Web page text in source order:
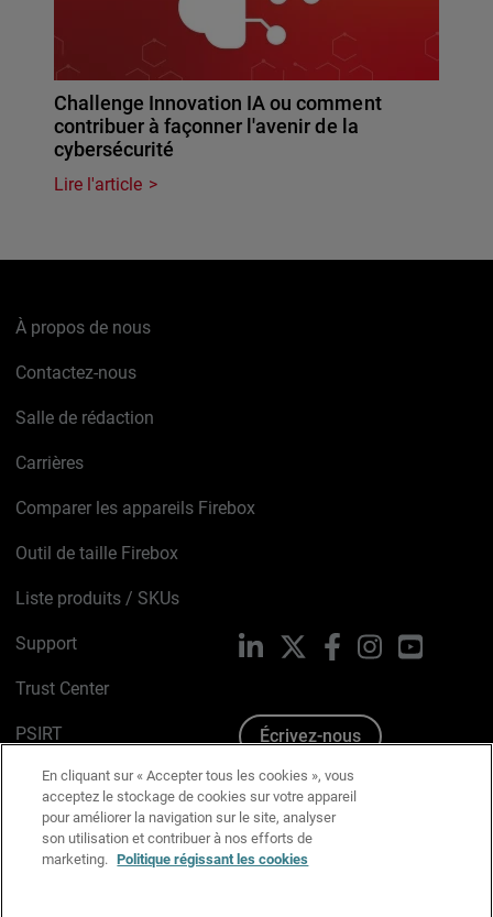
Challenge Innovation IA ou comment
contribuer à façonner l'avenir de la
cybersécurité
Lire l'article
À propos de nous
Contactez-nous
Salle de rédaction
Carrières
Comparer les appareils Firebox
Outil de taille Firebox
Liste produits / SKUs
Support
Trust Center
PSIRT
Avis sur les cookies
Politique de confidentialité
Charte Graphique
LinkedIn FacebookInstagramYouTube
Écrivez-nous
En cliquant sur « Accepter tous les cookies », vous
acceptez le stockage de cookies sur votre appareil
pour améliorer la navigation sur le site, analyser
son utilisation et contribuer à nos efforts de
marketing. Politique régissant les cookies